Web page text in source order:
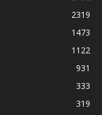
2319
1473
1122
931
333
319